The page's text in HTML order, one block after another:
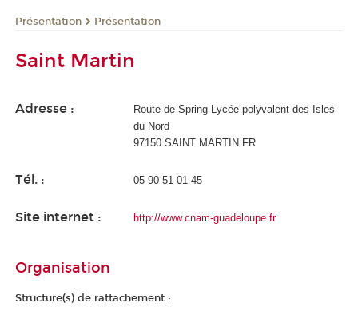
Présentation Présentation
Saint Martin
Adresse :
Route de Spring Lycée polyvalent des Isles
du Nord
97150 SAINT MARTIN FR
Tél. : 05 90 51 01 45
Site internet : http://www.cnam-guadeloupe.fr
Organisation
Structure(s) de rattachement :